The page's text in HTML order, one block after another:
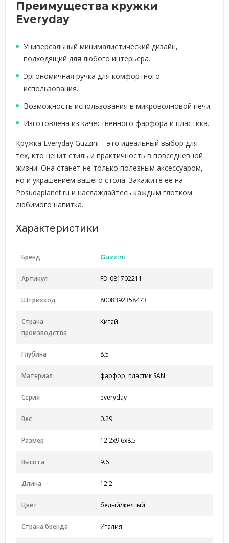
Преимущества кружки
Everyday
Универсальный минималистический дизайн,
подходящий для любого интерьера.
Эргономичная ручка для комфортного
использования.
Возможность использования в микроволновой печи.
Изготовлена из качественного фарфора и пластика.
Кружка Everyday Guzzini – это идеальный выбор для
тех, кто ценит стиль и практичность в повседневной
жизни. Она станет не только полезным аксессуаром,
но и украшением вашего стола. Закажите её на
Posudaplanet.ru и наслаждайтесь каждым глотком
любимого напитка.
Характеристики
Бренд Guzzini
Артикул FD-081702211
Штрихкод 8008392358473
Страна
производства
Китай
Глубина 8.5
Материал фарфор, пластик SAN
Серия everyday
Вес 0.29
Размер 12.2x9.6x8.5
Высота 9.6
Длина 12.2
Цвет белый/желтый
Страна бренда Италия